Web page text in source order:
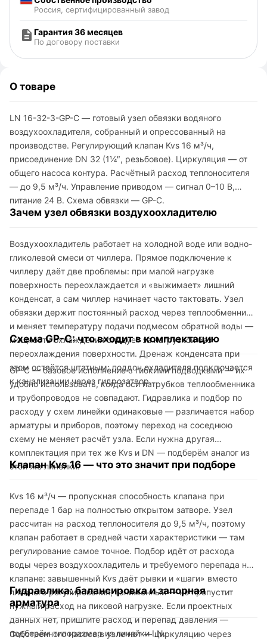
Россия, сертифицированный завод
Гарантия 36 месяцев
По договору поставки
О товаре
LN 16-32-3-GP-C — готовый узел обвязки водяного
воздухоохладителя, собранный и опрессованный на
производстве. Регулирующий клапан Kvs 16 м³/ч,
присоединение DN 32 (1¼″, резьбовое). Циркуляция — от
общего насоса контура. Расчётный расход теплоносителя
— до 9,5 м³/ч. Управление приводом — сигнал 0–10 В,
питание 24 В. Схема обвязки — GP-C.
Зачем узел обвязки воздухоохладителю
Воздухоохладитель работает на холодной воде или водно-
гликолевой смеси от чиллера. Прямое подключение к
чиллеру даёт две проблемы: при малой нагрузке
поверхность переохлаждается и «выжимает» лишний
конденсат, а сам чиллер начинает часто тактовать. Узел
обвязки держит постоянный расход через теплообменник
и меняет температуру подачи подмесом обратной воды —
мощность охлаждения следует за нагрузкой без
переохлаждения поверхности. Дренаж конденсата при
этом остаётся штатным: поддон охладителя подключается
к канализации через гидрозатвор.
Схема GP-C: что входит в комплектацию
GP-C — базовое исполнение с гибкими подводками — их
удобно использовать, когда оси патрубков теплообменника
и трубопроводов не совпадают. Гидравлика и подбор по
расходу у схем линейки одинаковые — различается набор
арматуры и приборов, поэтому переход на соседнюю
схему не меняет расчёт узла. Если нужна другая
комплектация при тех же Kvs и DN — подберём аналог из
этой же линейки.
Клапан Kvs 16 — что это значит при подборе
Kvs 16 м³/ч — пропускная способность клапана при
перепаде 1 бар на полностью открытом затворе. Узел
рассчитан на расход теплоносителя до 9,5 м³/ч, поэтому
клапан работает в средней части характеристики — там
регулирование самое точное. Подбор идёт от расхода
воды через воздухоохладитель и требуемого перепада на
клапане: завышенный Kvs даёт рывки и «шаги» вместо
плавного регулирования, заниженный — не пропустит
нужный расход на пиковой нагрузке. Если проектных
данных нет, пришлите расход и перепад давления —
подберём типоразмер из линейки LN.
Гидравлика: балансировка и запорная
арматура
Собственного насоса в узле нет — циркуляцию через